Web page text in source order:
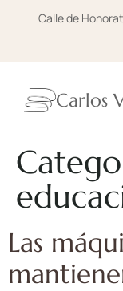
Calle de
Carlos
Las